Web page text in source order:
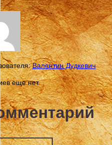
Валентин Дудкевич
еще нет.